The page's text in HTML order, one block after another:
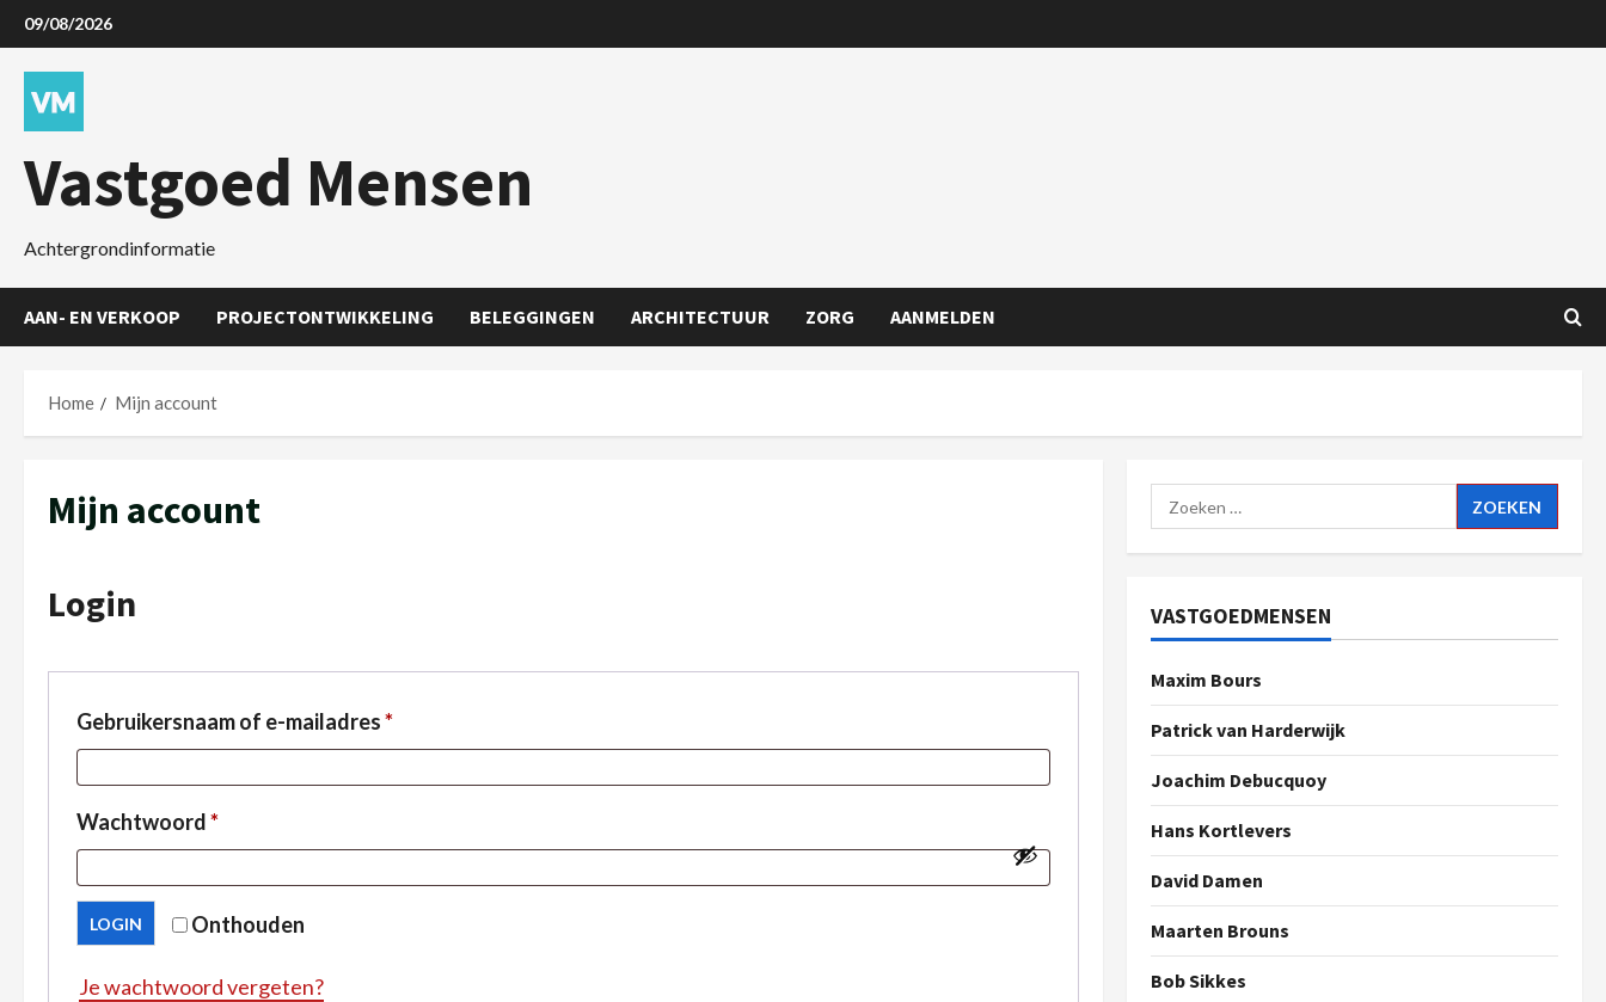
09/08/2026
Vastgoed Mensen
Achtergrondinformatie
AAN- EN VERKOOP PROJECTONTWIKKELING BELEGGINGEN ARCHITECTUUR ZORG AANMELDEN
Home Mijn account
Mijn account
Login
Gebruikersnaam of e-mailadres*
Wachtwoord*
Onthouden
LOGIN
Je wachtwoord vergeten?
VASTGOEDMENSEN
Maxim Bours
Patrick van Harderwijk
Joachim Debucquoy
Hans Kortlevers
David Damen
Maarten Brouns
Bob Sikkes